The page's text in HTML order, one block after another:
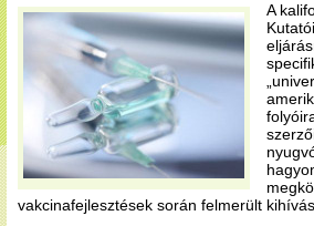
A
vakcinafejlesztések során felmerült